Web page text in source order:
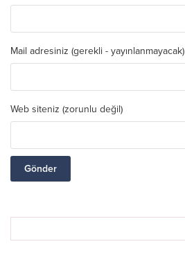
Mail adresiniz (gerekli - yayınlanmayacak)
Web siteniz (zorunlu değil)